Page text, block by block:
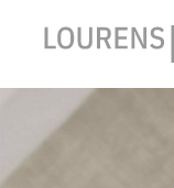
SERVETTEN, KLEUR,